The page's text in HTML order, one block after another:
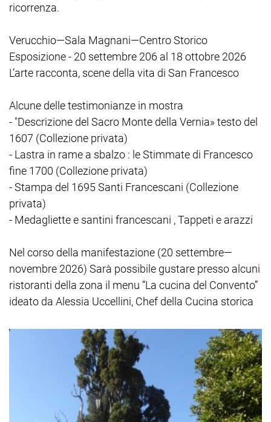
ricorrenza.
Verucchio—Sala Magnani—Centro Storico
Esposizione - 20 settembre 206 al 18 ottobre 2026
L’arte racconta, scene della vita di San Francesco
Alcune delle testimonianze in mostra
- "Descrizione del Sacro Monte della Vernia» testo del
1607 (Collezione privata)
- Lastra in rame a sbalzo : le Stimmate di Francesco
fine 1700 (Collezione privata)
- Stampa del 1695 Santi Francescani (Collezione
privata)
- Medagliette e santini francescani , Tappeti e arazzi
Nel corso della manifestazione (20 settembre—
novembre 2026) Sarà possibile gustare presso alcuni
ristoranti della zona il menu “La cucina del Convento”
ideato da Alessia Uccellini, Chef della Cucina storica